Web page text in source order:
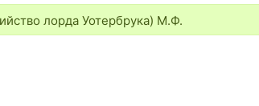
лорда Уотербрука) М.Ф.